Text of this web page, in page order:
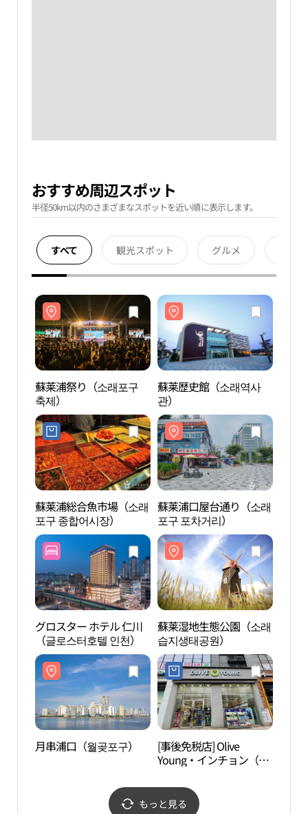
おすすめ周辺スポット
半径50km以内のさまざまなスポットを近い順に表示します。
すべて 観光スポット グルメ
蘇莱浦祭り（소래포구
축제）
蘇莱歴史館（소래역사
관）
蘇莱浦総合魚市場（소래
포구 종합어시장）
蘇莱浦口屋台通り（소래
포구 포차거리）
グロスター ホテル 仁川
（글로스터호텔 인천）
蘇莱湿地生態公園（소래
습지생태공원）
月串浦口（월곶포구）
[事後免税店] Olive
Young・インチョン（仁
브영 인천라피에스타점)
もっと見る